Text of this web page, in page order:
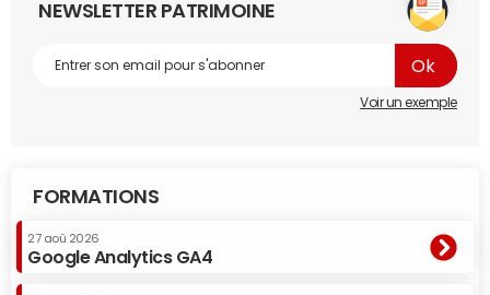
NEWSLETTER PATRIMOINE
Voir un exemple
FORMATIONS
27 aoû 2026
Google Analytics GA4